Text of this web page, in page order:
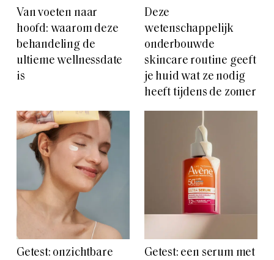
Van voeten naar
hoofd: waarom deze
behandeling de
ultieme wellnessdate
is
Deze
wetenschappelijk
onderbouwde
skincare routine geeft
je huid wat ze nodig
heeft tijdens de zomer
Getest: onzichtbare
Getest: een serum met